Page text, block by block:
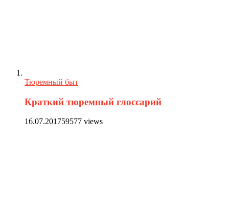
Тюремный быт
Краткий тюремный глоссарий
16.07.201759577 views